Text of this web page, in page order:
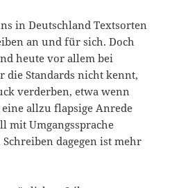
in Deutschland Textsorten
an und für sich. Doch
heute vor allem bei
die Standards nicht kennt,
verderben, etwa wenn
allzu flapsige Anrede
mit Umgangssprache
dagegen ist mehr